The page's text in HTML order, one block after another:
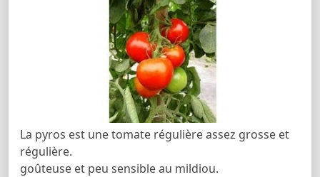
La pyros est une tomate régulière assez grosse et
régulière.
goûteuse et peu sensible au mildiou.